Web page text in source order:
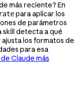
más reciente? En
para aplicar los
de parámetros
skill detecta a qué
los formatos de
para esa
Claude más